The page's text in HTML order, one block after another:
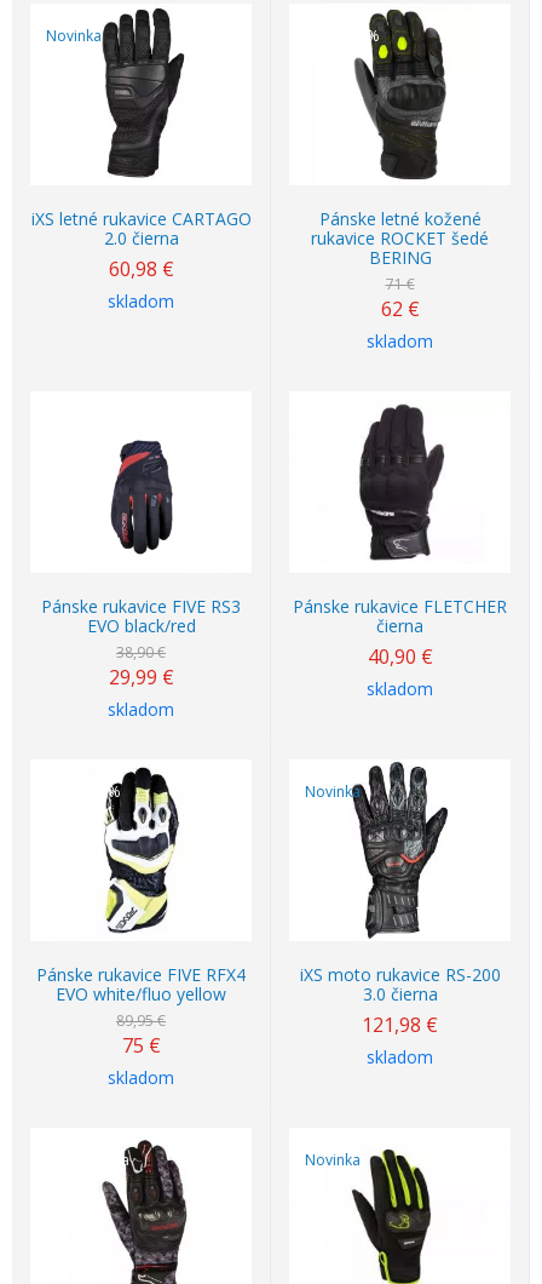
Novinka
iXS letné rukavice CARTAGO
2.0 čierna
60,98 €
skladom
-13%
Pánske letné kožené
rukavice ROCKET šedé
BERING
71 €
62 €
skladom
Pánske rukavice FIVE RS3
EVO black/red
38,90 €
29,99 €
skladom
Pánske rukavice FLETCHER
čierna
40,90 €
skladom
-17%
Pánske rukavice FIVE RFX4
EVO white/fluo yellow
89,95 €
75 €
skladom
Novinka
iXS moto rukavice RS-200
3.0 čierna
121,98 €
skladom
Top ponuka Novinka